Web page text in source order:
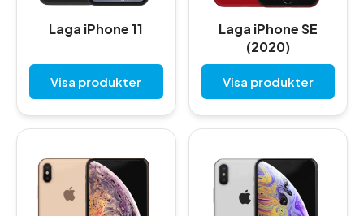
Laga iPhone 11
Visa produkter
Laga iPhone SE
(2020)
Visa produkter